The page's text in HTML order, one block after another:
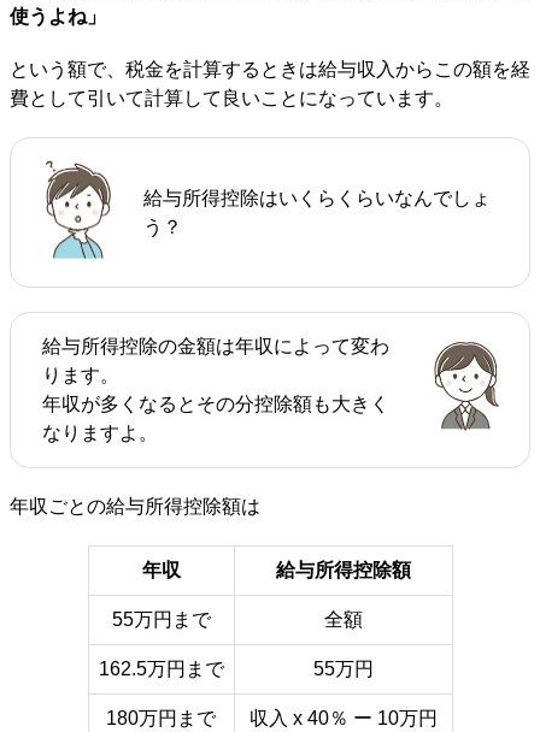
使うよね」
という額で、税金を計算するときは給与収入からこの額を経
費として引いて計算して良いことになっています。
給与所得控除はいくらくらいなんでしょ
う？
給与所得控除の金額は年収によって変わ
ります。
年収が多くなるとその分控除額も大きく
なりますよ。
年収ごとの給与所得控除額は
年収 給与所得控除額
55万円まで 全額
162.5万円まで 55万円
180万円まで 収入 x 40％ ー 10万円